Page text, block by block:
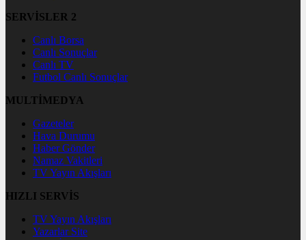
SERVİSLER 2
Canlı Borsa
Canlı Sonuçlar
Canlı TV
Futbol Canlı Sonuçlar
MULTİMEDYA
Gazeteler
Hava Durumu
Haber Gönder
Namaz Vakitleri
TV Yayın Akışları
HIZLI SERVİS
TV Yayın Akışları
Yazarlar Site